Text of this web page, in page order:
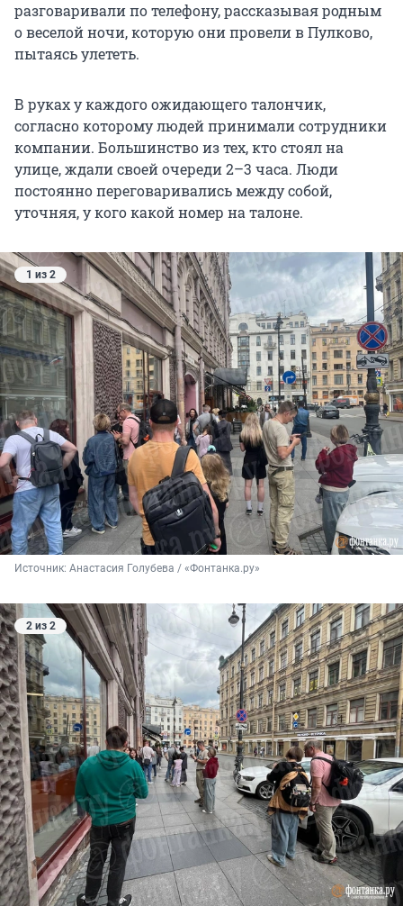
разговаривали по телефону, рассказывая родным
о веселой ночи, которую они провели в Пулково,
пытаясь улететь.
В руках у каждого ожидающего талончик,
согласно которому людей принимали сотрудники
компании. Большинство из тех, кто стоял на
улице, ждали своей очереди 2–3 часа. Люди
постоянно переговаривались между собой,
уточняя, у кого какой номер на талоне.
1 из 2
Источник: Анастасия Голубева / «Фонтанка.ру»
2 из 2